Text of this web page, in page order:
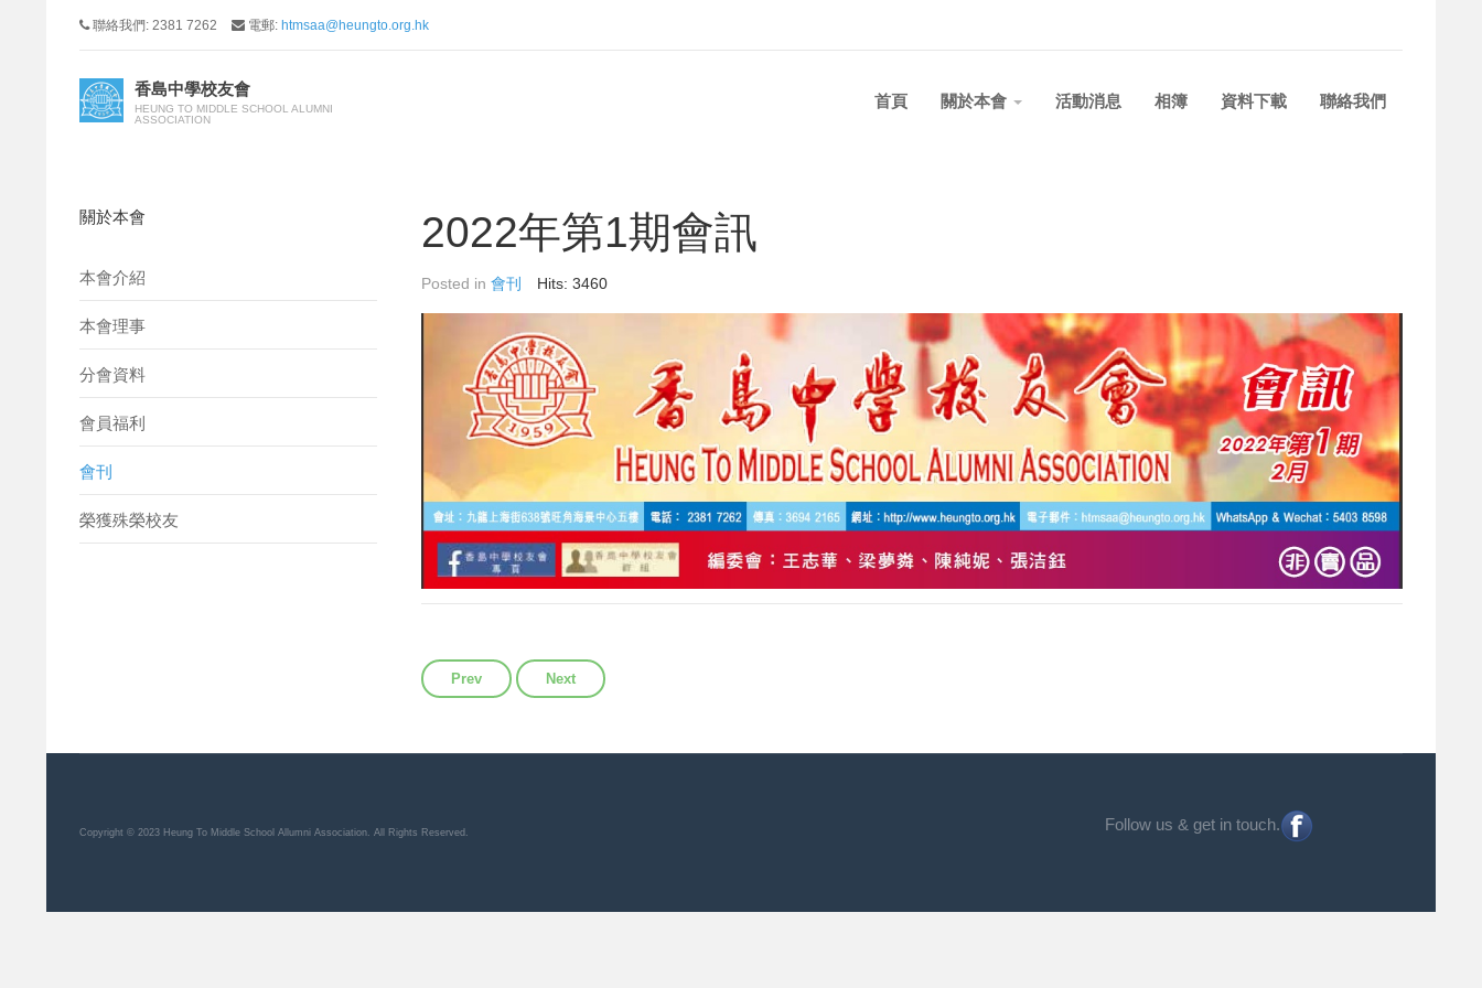
聯絡我們: 2381 7262 電郵: htmsaa@heungto.org.hk
香島中學校友會
HEUNG TO MIDDLE SCHOOL ALUMNI
ASSOCIATION
首頁 關於本會 活動消息 相簿 資料下載 聯絡我們
2022年第1期會訊
Posted in 會刊 Hits: 3460
Previous article: 2023年第三期會訊
Prev Next article: 2022年第2期會訊
Next
關於本會
本會介紹
本會理事
分會資料
會員福利
會刊
榮獲殊榮校友
Copyright © 2023 Heung To Middle School Allumni Association. All Rights Reserved. Follow us & get in touch.